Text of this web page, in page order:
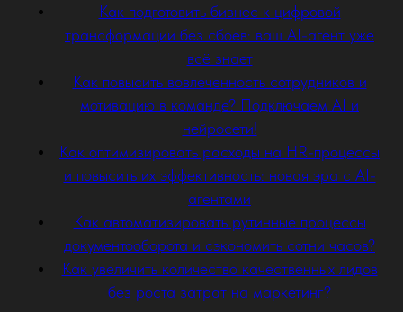
Как подготовить бизнес к цифровой
трансформации без сбоев: ваш AI-агент уже
всё знает
Как повысить вовлеченность сотрудников и
мотивацию в команде? Подключаем AI и
нейросети!
Как оптимизировать расходы на HR-процессы
и повысить их эффективность: новая эра с AI-
агентами
Как автоматизировать рутинные процессы
документооборота и сэкономить сотни часов?
Как увеличить количество качественных лидов
без роста затрат на маркетинг?